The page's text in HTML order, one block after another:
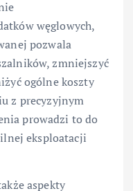
węglowych,
pozwala
zmniejszyć
ogólne koszty
z precyzyjnym
prowadzi to do
eksploatacji
aspekty